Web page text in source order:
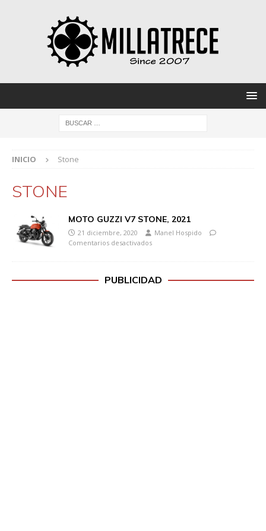
INICIO Stone
STONE
MOTO GUZZI V7 STONE, 2021
21 diciembre, 2020
Manel Hospido
Comentarios desactivados
PUBLICIDAD